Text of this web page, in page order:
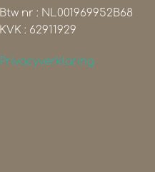
Btw nr : NL001969952B68
KVK : 62911929
Privacyverklaring